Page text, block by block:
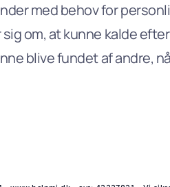
med behov for
om, at kunne kalde
blive fundet af andre,